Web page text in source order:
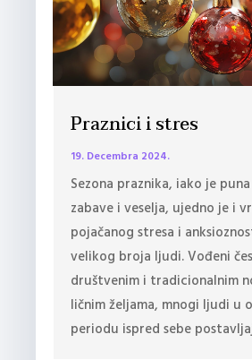
Praznici i stres
19. Decembra 2024.
Sezona praznika, iako je
zabave i veselja, ujedno je i
pojačanog stresa i
velikog broja ljudi. Vođeni
društvenim i tradicionalnim
ličnim željama, mnogi ljudi u
periodu ispred sebe